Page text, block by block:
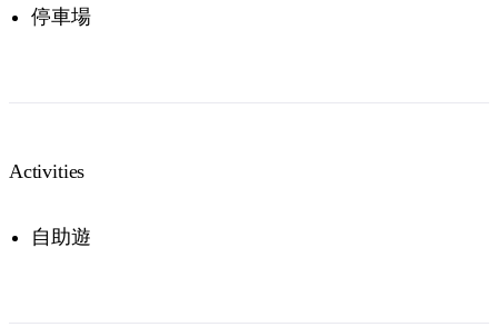
停車場
Activities
自助遊